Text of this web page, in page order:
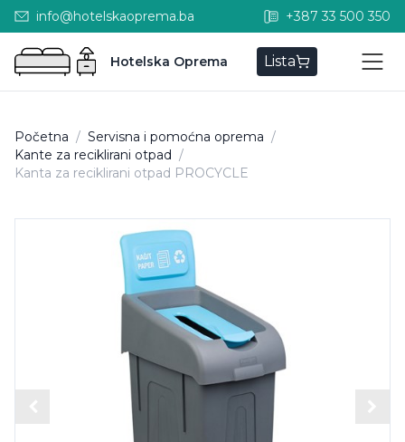
info@hotelskaoprema.ba +387 33 500 350
Hotelska Oprema Lista
Početna / Servisna i pomoćna oprema /
Kante za reciklirani otpad /
Kanta za reciklirani otpad PROCYCLE